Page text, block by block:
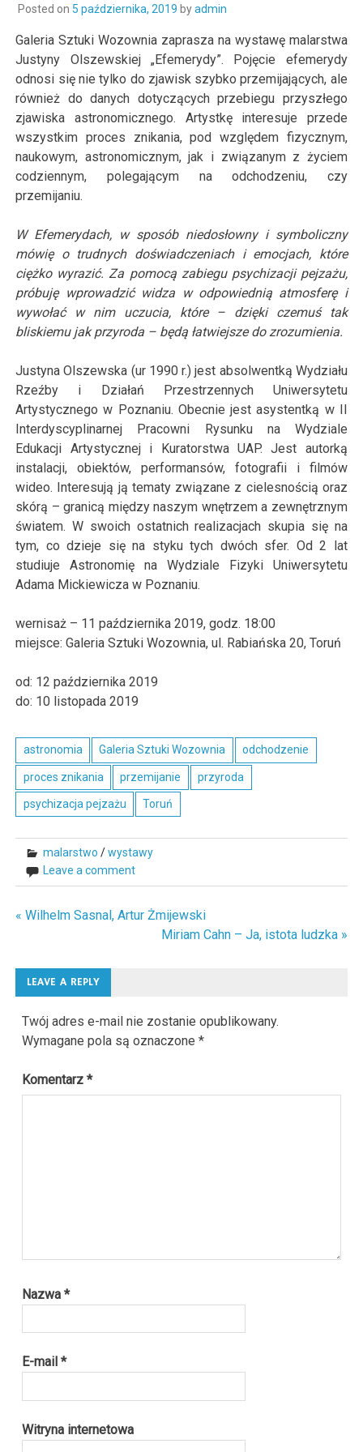
Posted on 5 października, 2019 byadmin
Galeria Sztuki Wozownia zaprasza na wystawę malarstwa
Justyny Olszewskiej „Efemerydy”. Pojęcie efemerydy
odnosi się nie tylko do zjawisk szybko przemijających, ale
również do danych dotyczących przebiegu przyszłego
zjawiska astronomicznego. Artystkę interesuje przede
wszystkim proces znikania, pod względem fizycznym,
naukowym, astronomicznym, jak i związanym z życiem
codziennym, polegającym na odchodzeniu, czy
przemijaniu.
W Efemerydach, w sposób niedosłowny i symboliczny
mówię o trudnych doświadczeniach i emocjach, które
ciężko wyrazić. Za pomocą zabiegu psychizacji pejzażu,
próbuję wprowadzić widza w odpowiednią atmosferę i
wywołać w nim uczucia, które – dzięki czemuś tak
bliskiemu jak przyroda – będą łatwiejsze do zrozumienia.
Justyna Olszewska (ur 1990 r.) jest absolwentką Wydziału
Rzeźby i Działań Przestrzennych Uniwersytetu
Artystycznego w Poznaniu. Obecnie jest asystentką w II
Interdyscyplinarnej Pracowni Rysunku na Wydziale
Edukacji Artystycznej i Kuratorstwa UAP. Jest autorką
instalacji, obiektów, performansów, fotografii i filmów
wideo. Interesują ją tematy związane z cielesnością oraz
skórą – granicą między naszym wnętrzem a zewnętrznym
światem. W swoich ostatnich realizacjach skupia się na
tym, co dzieje się na styku tych dwóch sfer. Od 2 lat
studiuje Astronomię na Wydziale Fizyki Uniwersytetu
Adama Mickiewicza w Poznaniu.
wernisaż – 11 października 2019, godz. 18:00
miejsce:Galeria Sztuki Wozownia, ul. Rabiańska 20, Toruń
od: 12 października2019
do: 10 listopada 2019
astronomia Galeria Sztuki Wozownia odchodzenie
proces znikania przemijanie przyroda
psychizacja pejzażu Toruń
malarstwo /wystawy
Leave a comment
Nawigacja
« Wilhelm Sasnal, Artur Żmijewski
Miriam Cahn – Ja, istota ludzka »
LEAVE A REPLY
Twój adres e-mail nie zostanie opublikowany.
Wymagane pola są oznaczone*
Komentarz*
Nazwa*
E-mail*
Witryna internetowa